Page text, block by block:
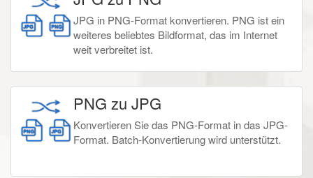
JPG in PNG-Format konvertieren. PNG ist ein
weiteres beliebtes Bildformat, das im Internet
weit verbreitet ist.
PNG zu JPG
Konvertieren Sie das PNG-Format in das JPG-
Format. Batch-Konvertierung wird unterstützt.